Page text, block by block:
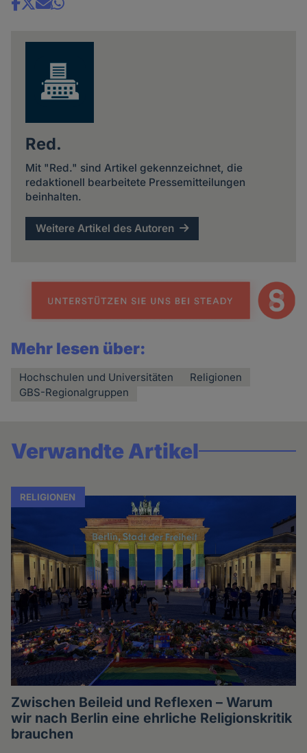
Share
Red.
Mit "Red." sind Artikel gekennzeichnet, die
redaktionell bearbeitete Pressemitteilungen
beinhalten.
Weitere Artikel des Autoren
Mehr lesen über:
Hochschulen und Universitäten
Religionen
GBS-Regionalgruppen
Verwandte Artikel
RELIGIONEN
Zwischen Beileid und Reflexen – Warum
wir nach Berlin eine ehrliche Religionskritik
brauchen